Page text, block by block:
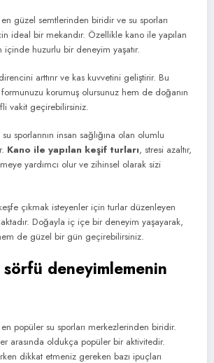
en güzel semtlerinden biridir ve su sporları
ideal bir mekandır. Özellikle kano ile yapılan
içinde huzurlu bir deneyim yaşatır.
arttırır ve kas kuvvetini geliştirir. Bu
korumuş olursunuz hem de doğanın
vakit geçirebilirsiniz.
su sporlarının insan sağlığına olan olumlu
Kano ile yapılan keşif turları, stresi azaltır,
yardımcı olur ve zihinsel olarak sizi
çıkmak isteyenler için turlar düzenleyen
Doğayla iç içe bir deneyim yaşayarak,
de güzel bir gün geçirebilirsiniz.
sörfü deneyimlemenin
en popüler su sporları merkezlerinden biridir.
arasında oldukça popüler bir aktivitedir.
dikkat etmeniz gereken bazı ipuçları